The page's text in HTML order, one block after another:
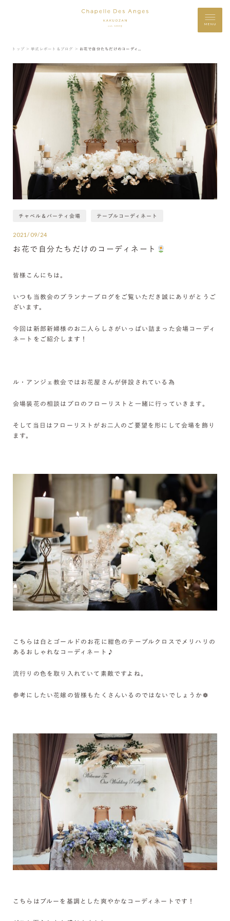
MENU
トップ ＞ 挙式レポート＆ブログ ＞
チャペル＆パーティ会場 テーブルコーディネート
2021/09/24
お花で自分たちだけのコーディネート
皆様こんにちは。
いつも当教会のプランナーブログをご覧いただき誠にありがとうご
ざいます。
今回は新郎新婦様のお二人らしさがいっぱい詰まった会場コーディ
ネートをご紹介します！
ル・アンジェ教会ではお花屋さんが併設されている為
会場装花の相談はプロのフローリストと一緒に行っていきます。
そして当日はフローリストがお二人のご要望を形にして会場を飾り
ます。
こちらは白とゴールドのお花に紺色のテーブルクロスでメリハリの
あるおしゃれなコーディネート♪
流行りの色を取り入れていて素敵ですよね。
参考にしたい花嫁の皆様もたくさんいるのではないでしょうか❁
こちらはブルーを基調とした爽やかなコーディネートです！